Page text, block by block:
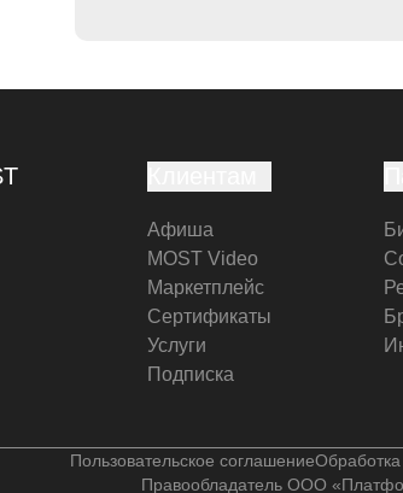
Афиша
MOST Video
Маркетплейс
Сертификаты
Услуги
Подписка
Пользовательское соглашение
Правообладатель ООО